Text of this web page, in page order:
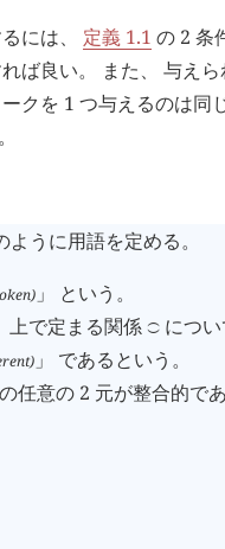
には、 定義 1.1 の 2 条
ば良い。 また、 与え
クを 1 つ与えるのは同
うに用語を定める。
」 という。
上で定まる関係 󰖬 につ
」 であるという。
任意の 2 元が整合的で